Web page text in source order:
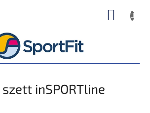
KOSÁR
inSPORTline